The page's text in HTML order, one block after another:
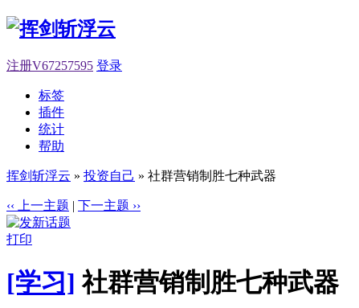
注册V67257595 登录
标签
插件
统计
帮助
挥剑斩浮云 » 投资自己 » 社群营销制胜七种武器
‹‹ 上一主题 | 下一主题 ››
打印
[学习] 社群营销制胜七种武器